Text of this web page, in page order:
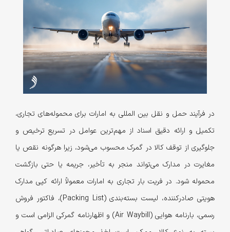
در فرآیند حمل و نقل بین المللی به امارات برای محموله‌های تجاری،
تکمیل و ارائه دقیق اسناد از مهم‌ترین عوامل در تسریع ترخیص و
جلوگیری از توقف کالا در گمرک محسوب می‌شود، زیرا هرگونه نقص یا
مغایرت در مدارک می‌تواند منجر به تأخیر، جریمه یا حتی بازگشت
محموله شود. در فریت بار تجاری به امارات معمولاً ارائه کپی مدارک
هویتی صادرکننده، لیست بسته‌بندی (Packing List)، فاکتور فروش
رسمی، بارنامه هوایی (Air Waybill) و اظهارنامه گمرکی الزامی است و